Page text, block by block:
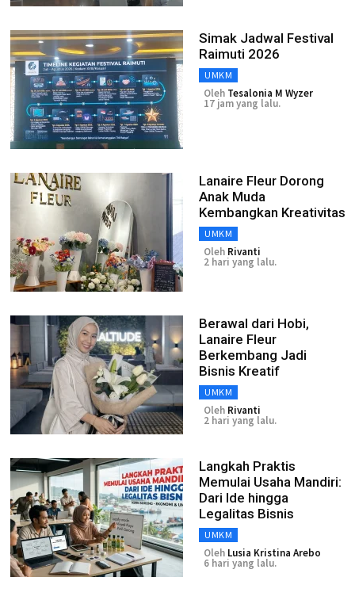
Simak Jadwal Festival
Raimuti 2026
UMKM
Oleh Tesalonia M Wyzer
17 jam yang lalu.
Lanaire Fleur Dorong
Anak Muda
Kembangkan Kreativitas
UMKM
Oleh Rivanti
2 hari yang lalu.
Berawal dari Hobi,
Lanaire Fleur
Berkembang Jadi
Bisnis Kreatif
UMKM
Oleh Rivanti
2 hari yang lalu.
Langkah Praktis
Memulai Usaha Mandiri:
Dari Ide hingga
Legalitas Bisnis
UMKM
Oleh Lusia Kristina Arebo
6 hari yang lalu.